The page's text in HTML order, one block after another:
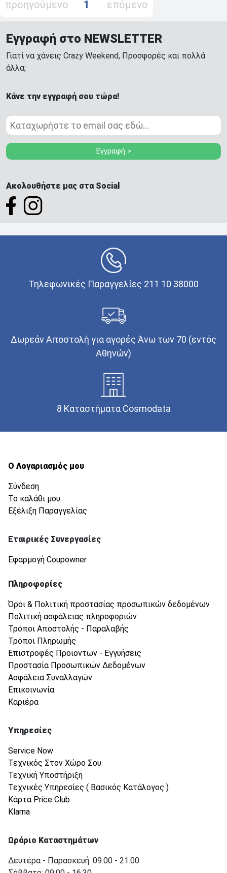
προηγούμενο
1 επόμενο
Εγγραφή στο NEWSLETTER
Γιατί να χάνεις Crazy Weekend, Προσφορές και πολλά
άλλα;
Κάνε την εγγραφή σου τώρα!
Εγγραφή >
Ακολουθήστε μας στα Social
Τηλεφωνικές Παραγγελίες 211 10 38000
Δωρεάν Αποστολή για αγορές Άνω των 70 (εντός
Αθηνών)
8 Καταστήματα Cosmodata
Ο Λογαριασμός μου
Σύνδεση
Το καλάθι μου
Εξέλιξη Παραγγελίας
Εταιρικές Συνεργασίες
Εφαρμογή Coupowner
Πληροφορίες
Όροι & Πολιτική προστασίας προσωπικών δεδομένων
Πολιτική ασφάλειας πληροφοριών
Τρόποι Αποστολής - Παραλαβής
Τρόποι Πληρωμής
Επιστροφές Προιοντων - Εγγυήσεις
Προστασία Προσωπικών Δεδομένων
Ασφάλεια Συναλλαγών
Επικοινωνία
Καριέρα
Υπηρεσίες
Service Now
Τεχνικός Στον Χώρο Σου
Τεχνική Υποστήριξη
Τεχνικές Υπηρεσίες ( Βασικός Κατάλογος )
Κάρτα Price Club
Klarna
Ωράριο Καταστημάτων
Δευτέρα - Παρασκευή: 09:00 - 21:00